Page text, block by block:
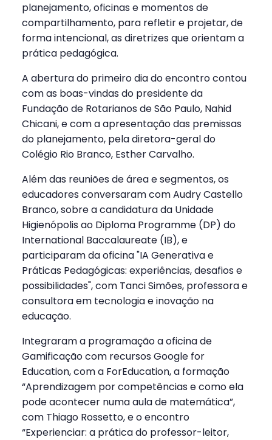
planejamento, oficinas e momentos de
compartilhamento, para refletir e projetar, de
forma intencional, as diretrizes que orientam a
prática pedagógica.
A abertura do primeiro dia do encontro contou
com as boas-vindas do presidente da
Fundação de Rotarianos de São Paulo, Nahid
Chicani, e com a apresentação das premissas
do planejamento, pela diretora-geral do
Colégio Rio Branco, Esther Carvalho.
Além das reuniões de área e segmentos, os
educadores conversaram com Audry Castello
Branco, sobre a candidatura da Unidade
Higienópolis ao Diploma Programme (DP) do
International Baccalaureate (IB), e
participaram da oficina "IA Generativa e
Práticas Pedagógicas: experiências, desafios e
possibilidades", com Tanci Simões, professora e
consultora em tecnologia e inovação na
educação.
Integraram a programação a oficina de
Gamificação com recursos Google for
Education, com a ForEducation, a formação
“Aprendizagem por competências e como ela
pode acontecer numa aula de matemática”,
com Thiago Rossetto, e o encontro
“Experienciar: a prática do professor-leitor,